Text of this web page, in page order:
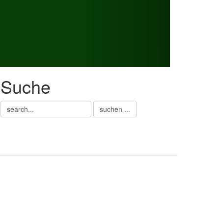
Suche